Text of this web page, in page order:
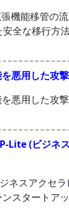
機能移管の
全な移行方
悪用した攻
悪用した攻
Lite (ビジネ
ネスアクセ
スタートア